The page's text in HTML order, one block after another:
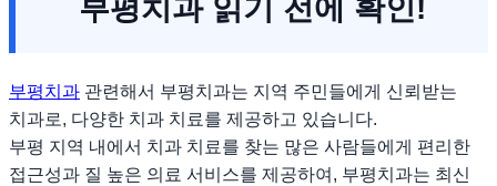
부평치과 읽기 전에 확인!
부평치과 관련해서 부평치과는 지역 주민들에게 신뢰받는
치과로, 다양한 치과 치료를 제공하고 있습니다.
부평 지역 내에서 치과 치료를 찾는 많은 사람들에게 편리한
접근성과 질 높은 의료 서비스를 제공하여, 부평치과는 최신